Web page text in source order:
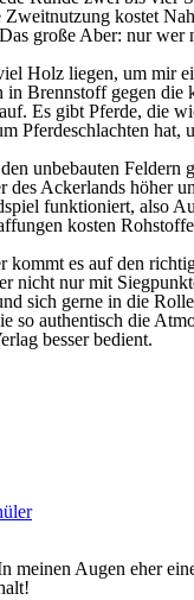
kostet
große Aber: nur
Holz liegen, um mir
Brennstoff gegen
auf. Es gibt Pferde, die
Pferdeschlachten
unbebauten
Ackerlands höher
funktioniert, also
kosten
es auf den
nur mit
sich gerne in die
authentisch die
besser bedient.
meinen Augen eher